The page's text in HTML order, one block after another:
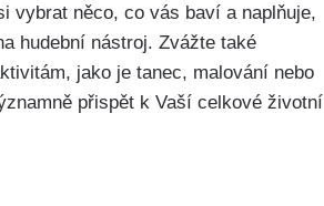
vybrat něco, co vás baví a naplňuje,
hudební nástroj. Zvážte také
jako je tanec, malování nebo
přispět k Vaší celkové životní